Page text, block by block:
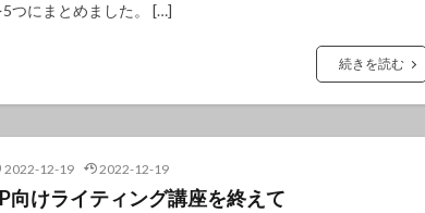
5つにまとめました。 […]
続きを読む
2022-12-19 2022-12-19
向けライティング講座を終えて